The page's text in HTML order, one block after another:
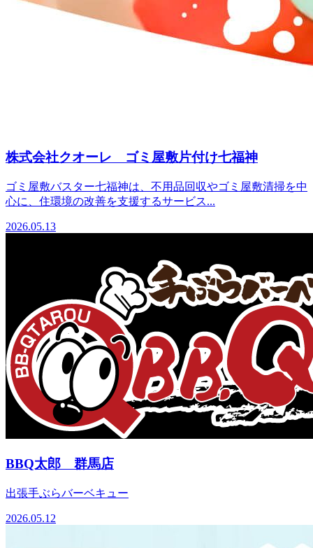
株式会社クオーレ ゴミ屋敷片付け七福神
ゴミ屋敷バスター七福神は、不用品回収やゴミ屋敷清掃を中
心に、住環境の改善を支援するサービス...
2026.05.13
BBQ太郎 群馬店
出張手ぶらバーベキュー
2026.05.12